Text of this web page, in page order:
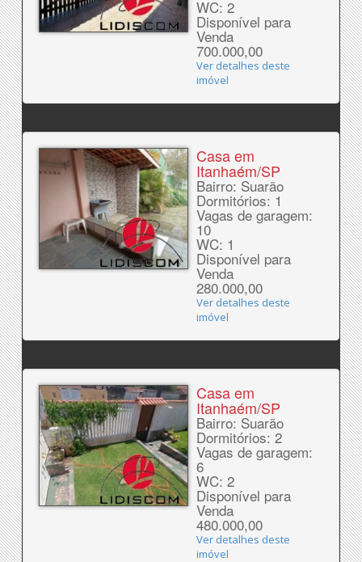
WC: 2
Disponível para
Venda
700.000,00
Ver detalhes deste
imóvel
Casa em
Itanhaém/SP
Bairro: Suarão
Dormitórios: 1
Vagas de garagem:
10
WC: 1
Disponível para
Venda
280.000,00
Ver detalhes deste
imóvel
Casa em
Itanhaém/SP
Bairro: Suarão
Dormitórios: 2
Vagas de garagem:
6
WC: 2
Disponível para
Venda
480.000,00
Ver detalhes deste
imóvel